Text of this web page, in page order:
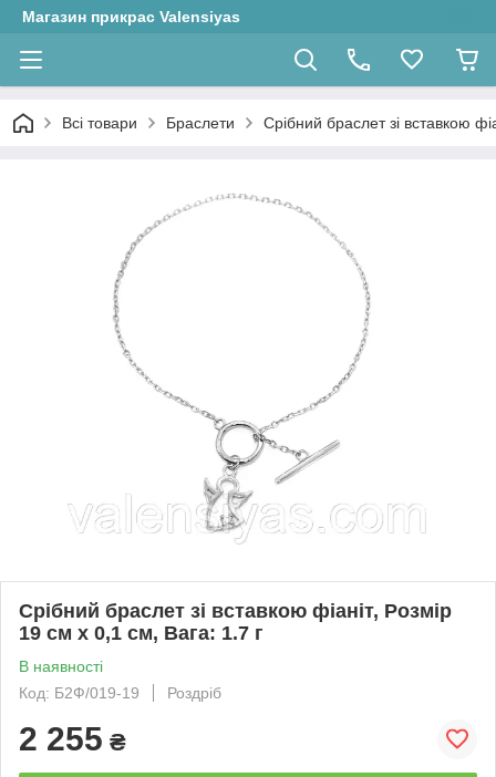
Магазин прикрас Valensiyas
Всі товари Браслети Срібний браслет зі вставкою
Срібний браслет зі вставкою фіаніт, Розмір
19 см x 0,1 см, Вага: 1.7 г
В наявності
Код: Б2Ф/019-19
Роздріб
2 255 ₴